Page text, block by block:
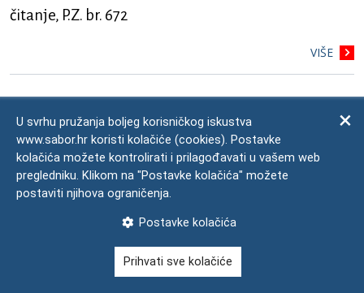
čitanje, P.Z. br. 672
VIŠE
FONDA ZA PRIVATIZACIJU O RADU HRVATSKOG
FONDA ZA PRIVATIZACIJU ZA RAZDOBLJE OD 1.
SIJEČNJA DO 31. PROSINCA 2010. GODINE
PRIJEDLOG ODLUKE O IMENOVANJU ČLANOVA
U svrhu pružanja boljeg korisničkog iskustva
www.sabor.hr koristi kolačiće (cookies). Postavke
kolačića možete kontrolirati i prilagođavati u vašem web
pregledniku. Klikom na "Postavke kolačića" možete
postaviti njihova ograničenja.
Postavke kolačića
Prihvati sve kolačiće